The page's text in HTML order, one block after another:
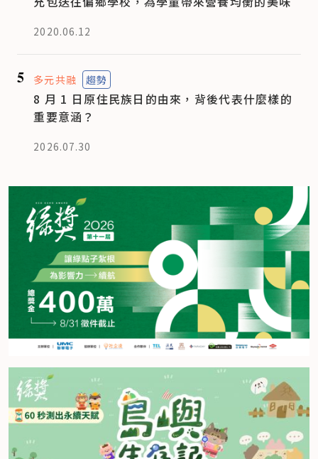
2020.06.12
5 多元共融 趨勢
8 月 1 日原住民族日的由來，背後代表什麼樣的
重要意涵？
2026.07.30